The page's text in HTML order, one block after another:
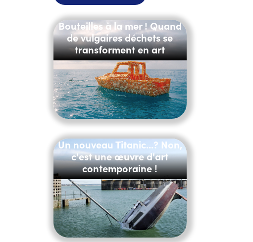
Bouteilles à la mer ! Quand
de vulgaires déchets se
transforment en art
Un nouveau Titanic...? Non,
c'est une œuvre d'art
contemporaine !